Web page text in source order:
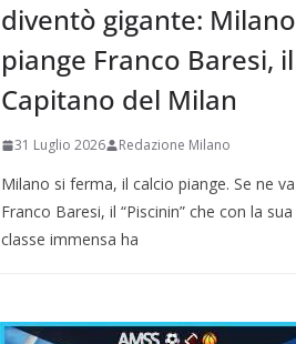
diventò gigante: Milano
piange Franco Baresi, il
Capitano del Milan
31 Luglio 2026 Redazione Milano
Milano si ferma, il calcio piange. Se ne va
Franco Baresi, il “Piscinin” che con la sua
classe immensa ha